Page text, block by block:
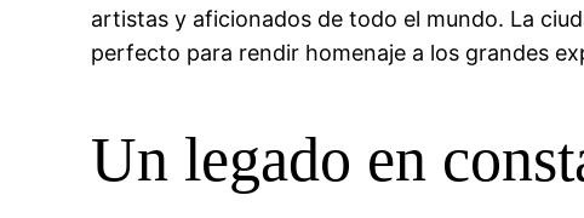
artistas y aficionados de todo el mundo. La
perfecto para rendir homenaje a los grandes
Un legado en